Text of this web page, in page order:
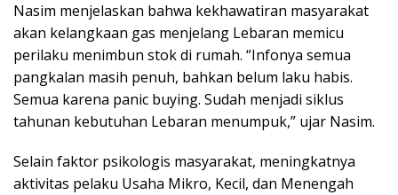
Nasim menjelaskan bahwa kekhawatiran masyarakat
akan kelangkaan gas menjelang Lebaran memicu
perilaku menimbun stok di rumah. “Infonya semua
pangkalan masih penuh, bahkan belum laku habis.
Semua karena panic buying. Sudah menjadi siklus
tahunan kebutuhan Lebaran menumpuk,” ujar Nasim.
Selain faktor psikologis masyarakat, meningkatnya
aktivitas pelaku Usaha Mikro, Kecil, dan Menengah